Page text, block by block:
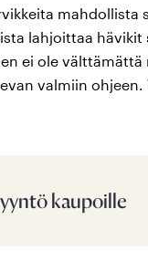
mahdollista
lahjoittaa
ei ole välttämättä
valmiin ohjeen.
kaupoille